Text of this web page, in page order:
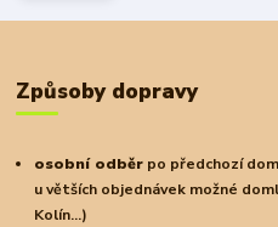
Způsoby dopravy
osobní odběr po předchozí
u větších objednávek možné
Kolín...)